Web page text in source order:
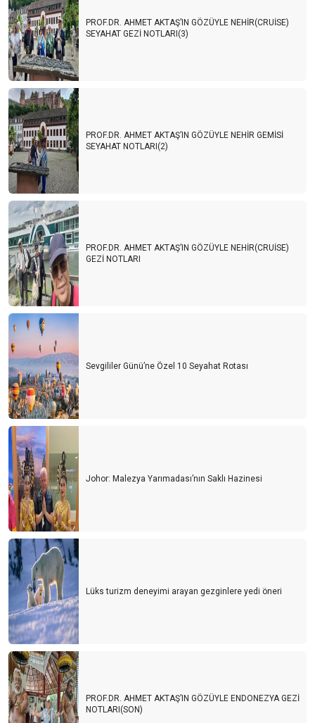
PROF.DR. AHMET AKTAŞ’IN GÖZÜYLE NEHİR(CRUİSE)
SEYAHAT GEZİ NOTLARI(3)
PROF.DR. AHMET AKTAŞ’IN GÖZÜYLE NEHİR GEMİSİ
SEYAHAT NOTLARI(2)
PROF.DR. AHMET AKTAŞ’IN GÖZÜYLE NEHİR(CRUİSE)
GEZİ NOTLARI
Sevgililer Günü’ne Özel 10 Seyahat Rotası
Johor: Malezya Yarımadası’nın Saklı Hazinesi
Lüks turizm deneyimi arayan gezginlere yedi öneri
PROF.DR. AHMET AKTAŞ’IN GÖZÜYLE ENDONEZYA GEZİ
NOTLARI(SON)